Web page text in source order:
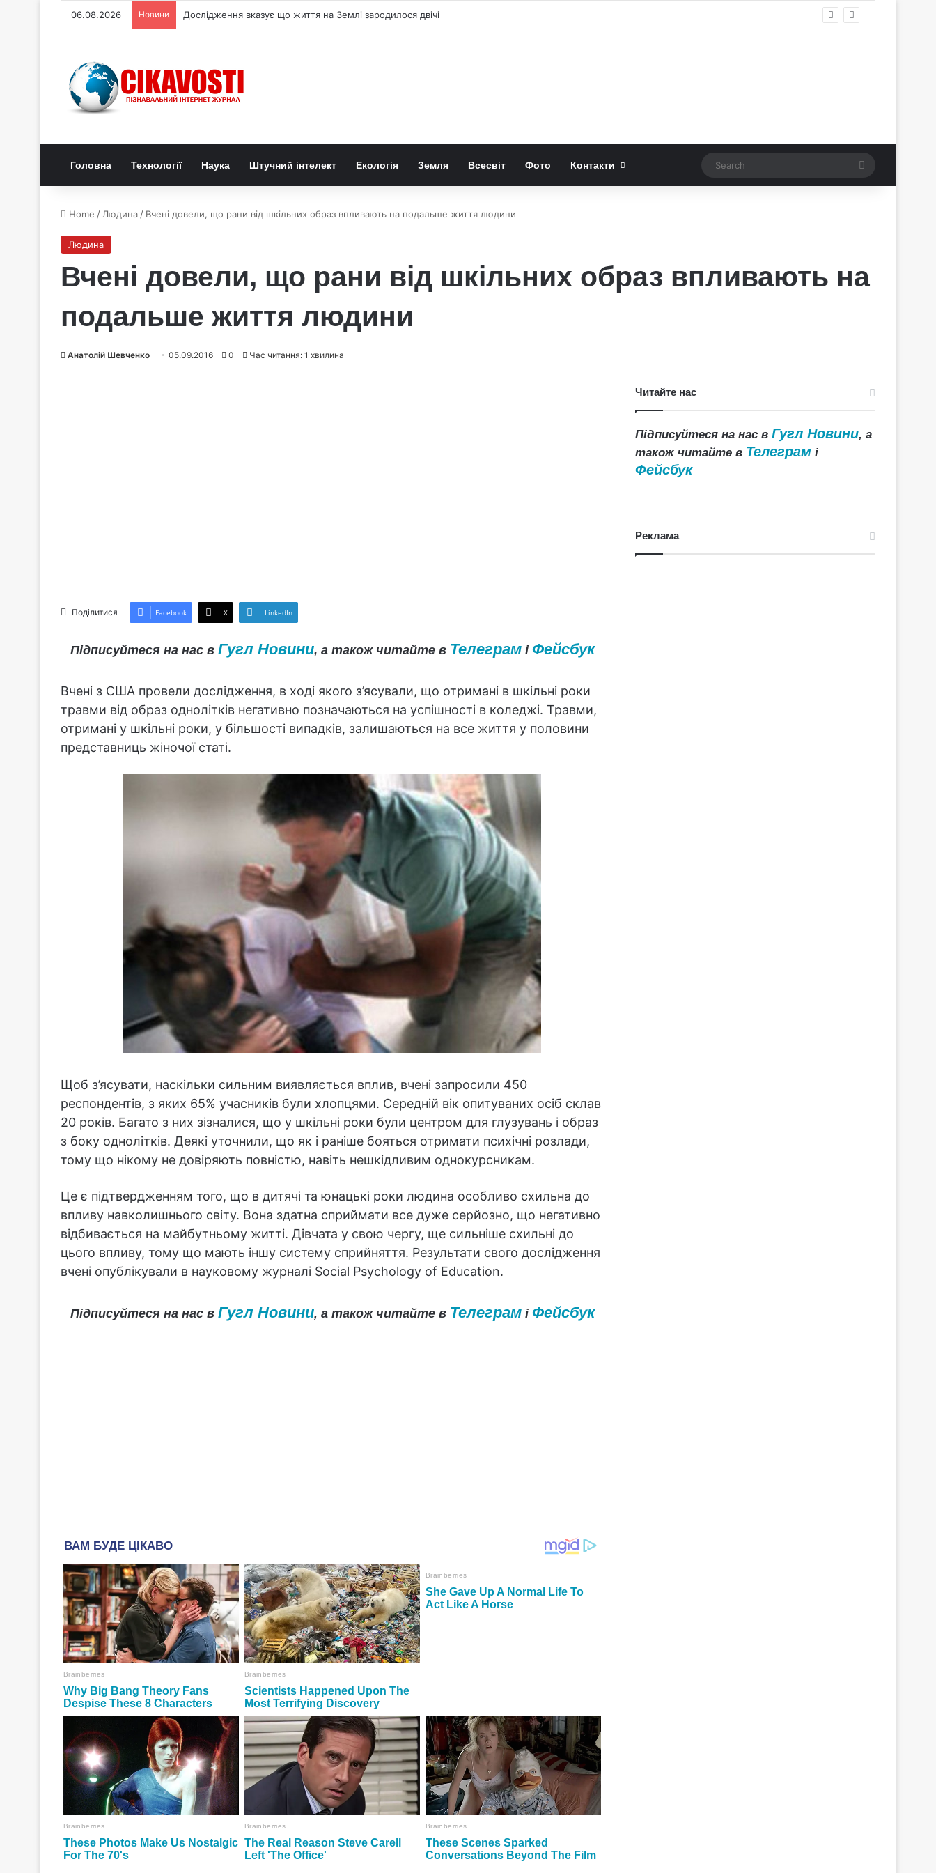
06.08.2026 Новини Де можна побачити повне сонячне затемнення 12 серпня 2026 року
Головна Технології Наука Штучний інтелект Екологія Земля Всесвіт Фото Контакти Search
Home / Людина / Вчені довели, що рани від шкільних образ впливають на подальше життя людини
Людина
Вчені довели, що рани від шкільних образ впливають на
подальше життя людини
Анатолій Шевченко 05.09.2016 0 Час читання: 1 хвилина
Поділитися Facebook X LinkedIn
Підписуйтеся на нас в Гугл Новини, а також читайте в Телеграмі Фейсбук
Вчені з США провели дослідження, в ході якого з’ясували, що отримані в шкільні роки
травми від образ однолітків негативно позначаються на успішності в коледжі. Травми,
отримані у шкільні роки, у більшості випадків, залишаються на все життя у половини
представниць жіночої статі.
Щоб з’ясувати, наскільки сильним виявляється вплив, вчені запросили 450
респондентів, з яких 65% учасників були хлопцями. Середній вік опитуваних осіб склав
20 років. Багато з них зізналися, що у шкільні роки були центром для глузувань і образ
з боку однолітків. Деякі уточнили, що як і раніше бояться отримати психічні розлади,
тому що нікому не довіряють повністю, навіть нешкідливим однокурсникам.
Це є підтвердженням того, що в дитячі та юнацькі роки людина особливо схильна до
впливу навколишнього світу. Вона здатна сприймати все дуже серйозно, що негативно
відбивається на майбутньому житті. Дівчата у свою чергу, ще сильніше схильні до
цього впливу, тому що мають іншу систему сприйняття. Результати свого дослідження
вчені опублікували в науковому журналі Social Psychology of Education.
Підписуйтеся на нас в Гугл Новини, а також читайте в Телеграмі Фейсбук
Читайте нас
Підписуйтеся на нас вГугл Новини, а
також читайте в Телеграм і
Фейсбук
Реклама